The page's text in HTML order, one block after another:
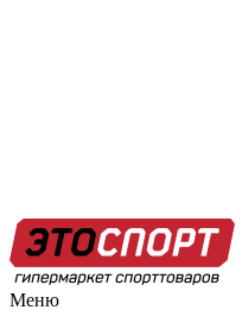
Меню